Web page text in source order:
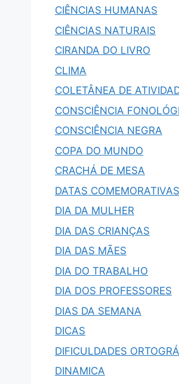
CIÊNCIAS HUMANAS
CIÊNCIAS NATURAIS
CIRANDA DO LIVRO
CLIMA
COLETÂNEA DE
CONSCIÊNCIA
CONSCIÊNCIA NEGRA
COPA DO MUNDO
CRACHÁ DE MESA
DATAS COMEMORATIVAS
DIA DA MULHER
DIA DAS CRIANÇAS
DIA DAS MÃES
DIA DO TRABALHO
DIA DOS PROFESSORES
DIAS DA SEMANA
DICAS
DIFICULDADES
DINAMICA